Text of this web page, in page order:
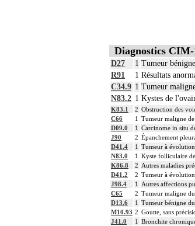
écrasis
17.2
L'examen
17.2
L'examen
17.2
L'examen
Avec ou sans
coupes sériées
empreinte par
écrasis
17.2
Facturation :
un seul acte
17
Par organe
17
Par organe
17
Par cible, on
Diagnostics
D27 1 Tumeur
R91
1 Résultats
C34.9 1 Tumeur
N83.2 1 Kystes de
K83.1 2 Obstruction des
C66
1 Tumeur maligne
D09.0
1 Carcinome in situ
J90
2 Épanchement
D41.4
1 Tumeur à
N83.0
1 Kyste folliculaire
K86.8
2 Autres maladies
D41.2
2 Tumeur à
J98.4
1
Autres affections
C65
2 Tumeur maligne du
D13.6
1 Tumeur bénigne
M10.93 2 Goutte, sans
J41.0
1 Bronchite